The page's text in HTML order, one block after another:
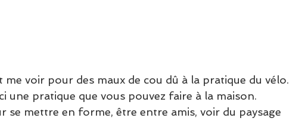
me voir pour des maux de cou dû à la pratique du vélo.
une pratique que vous pouvez faire à la maison.
se mettre en forme, être entre amis, voir du paysage